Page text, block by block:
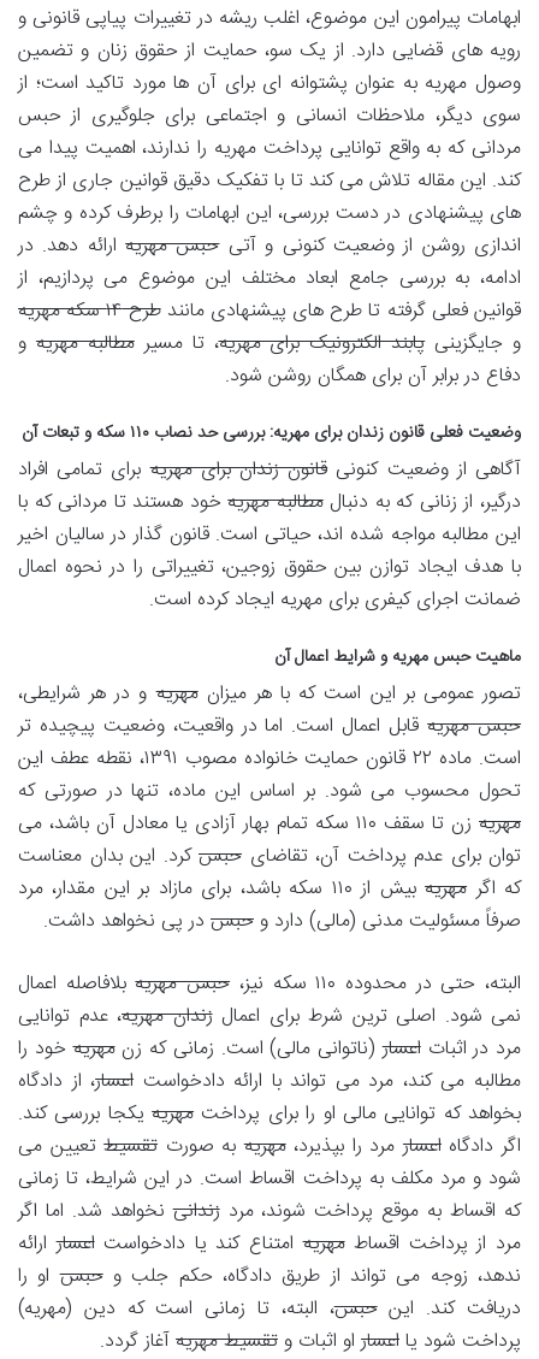
ابهامات پیرامون این موضوع، اغلب ریشه در تغییرات پیاپی قانونی و
رویه های قضایی دارد. از یک سو، حمایت از حقوق زنان و تضمین
وصول مهریه به عنوان پشتوانه ای برای آن ها مورد تاکید است؛ از
سوی دیگر، ملاحظات انسانی و اجتماعی برای جلوگیری از حبس
مردانی که به واقع توانایی پرداخت مهریه را ندارند، اهمیت پیدا می
کند. این مقاله تلاش می کند تا با تفکیک دقیق قوانین جاری از طرح
های پیشنهادی در دست بررسی، این ابهامات را برطرف کرده و چشم
اندازی روشن از وضعیت کنونی و آتیحبس مهریهارائه دهد. در
ادامه، به بررسی جامع ابعاد مختلف این موضوع می پردازیم، از
قوانین فعلی گرفته تا طرح های پیشنهادی مانندطرح ۱۴ سکه مهریه
و جایگزینیپابند الکترونیک برای مهریه، تا مسیرمطالبه مهریه و
دفاع در برابر آن برای همگان روشن شود.
وضعیت فعلی قانون زندان برای مهریه: بررسی حد نصاب ۱۱۰ سکه و تبعات آن
آگاهی از وضعیت کنونیقانون زندان برای مهریهبرای تمامی افراد
درگیر، از زنانی که به دنبالمطالبه مهریهخود هستند تا مردانی که با
این مطالبه مواجه شده اند، حیاتی است. قانون گذار در سالیان اخیر
با هدف ایجاد توازن بین حقوق زوجین، تغییراتی را در نحوه اعمال
ضمانت اجرای کیفری برای مهریه ایجاد کرده است.
ماهیت حبس مهریه و شرایط اعمال آن
تصور عمومی بر این است که با هر میزانمهریهو در هر شرایطی،
حبس مهریهقابل اعمال است. اما در واقعیت، وضعیت پیچیده تر
است. ماده ۲۲ قانون حمایت خانواده مصوب ۱۳۹۱، نقطه عطف این
تحول محسوب می شود. بر اساس این ماده، تنها در صورتی که
مهریه
زن تا سقف ۱۱۰ سکه تمام بهار آزادی یا معادل آن باشد، می
توان برای عدم پرداخت آن، تقاضای حبسکرد. این بدان معناست
که اگر مهریه
بیش از ۱۱۰ سکه باشد، برای مازاد بر این مقدار، مرد
صرفاً مسئولیت مدنی (مالی) دارد وحبس در پی نخواهد داشت.
البته، حتی در محدوده ۱۱۰ سکه نیز،
حبس مهریهبلافاصله اعمال
نمی شود. اصلی ترین شرط برای اعمالزندان مهریه، عدم توانایی
مرد در اثباتاعسار(ناتوانی مالی) است. زمانی که زنمهریهخود را
مطالبه می کند، مرد می تواند با ارائه دادخواست اعسار، از دادگاه
بخواهد که توانایی مالی او را برای پرداخت مهریهیکجا بررسی کند.
اگر دادگاهاعسارمرد را بپذیرد،مهریهبه صورت تقسیطتعیین می
شود و مرد مکلف به پرداخت اقساط است. در این شرایط، تا زمانی
که اقساط به موقع پرداخت شوند، مردزندانینخواهد شد. اما اگر
مرد از پرداخت اقساطمهریهامتناع کند یا دادخواستاعسارارائه
ندهد، زوجه می تواند از طریق دادگاه، حکم جلب وحبساو را
دریافت کند. اینحبس، البته، تا زمانی است که دین (مهریه)
پرداخت شود یااعساراو اثبات وتقسیط مهریهآغاز گردد.